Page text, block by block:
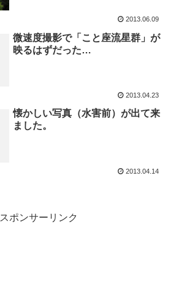
2013.06.09
微速度撮影で「こと座流星群」が
映るはずだった…
2013.04.23
懐かしい写真（水害前）が出て来
ました。
2013.04.14
スポンサーリンク